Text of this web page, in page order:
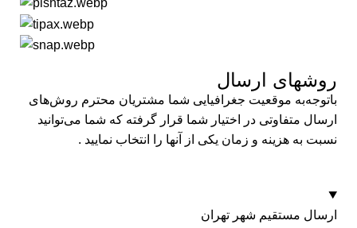
روشهای ارسال​
باتوجه‌به موقعیت جغرافیایی شما مشتریان محترم روش‌های
ارسال متفاوتی در اختیار شما قرار گرفته که شما می‌توانید
نسبت به هزینه و زمان یکی از آنها را انتخاب نمایید .
ارسال مستقیم شهر تهران